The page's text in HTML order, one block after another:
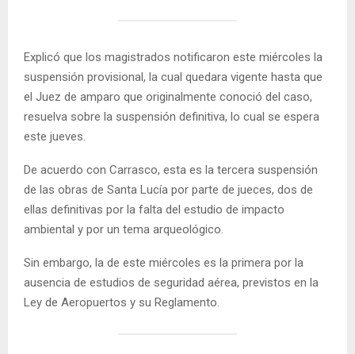
Explicó que los magistrados notificaron este miércoles la
suspensión provisional, la cual quedara vigente hasta que
el Juez de amparo que originalmente conoció del caso,
resuelva sobre la suspensión definitiva, lo cual se espera
este jueves.
De acuerdo con Carrasco, esta es la tercera suspensión
de las obras de Santa Lucía por parte de jueces, dos de
ellas definitivas por la falta del estudio de impacto
ambiental y por un tema arqueológico.
Sin embargo, la de este miércoles es la primera por la
ausencia de estudios de seguridad aérea, previstos en la
Ley de Aeropuertos y su Reglamento.